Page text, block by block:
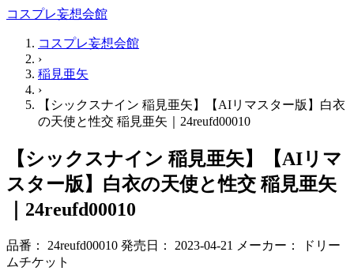
コスプレ妄想会館
コスプレ妄想会館
›
稲見亜矢
›
【シックスナイン 稲見亜矢】【AIリマスター版】白衣
の天使と性交 稲見亜矢｜24reufd00010
【シックスナイン 稲見亜矢】【AIリマ
スター版】白衣の天使と性交 稲見亜矢
｜24reufd00010
品番： 24reufd00010 発売日： 2023-04-21 メーカー：
ドリー
ムチケット